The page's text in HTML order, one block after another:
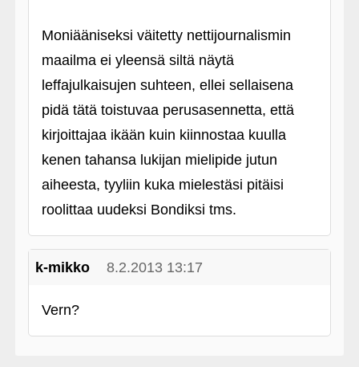
Moniääniseksi väitetty nettijournalismin
maailma ei yleensä siltä näytä
leffajulkaisujen suhteen, ellei sellaisena
pidä tätä toistuvaa perusasennetta, että
kirjoittajaa ikään kuin kiinnostaa kuulla
kenen tahansa lukijan mielipide jutun
aiheesta, tyyliin kuka mielestäsi pitäisi
roolittaa uudeksi Bondiksi tms.
k-mikko 8.2.2013 13:17
Vern?